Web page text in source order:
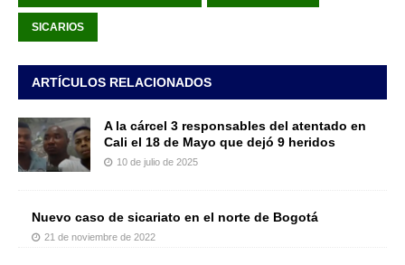
SICARIOS
ARTÍCULOS RELACIONADOS
A la cárcel 3 responsables del atentado en
Cali el 18 de Mayo que dejó 9 heridos
10 de julio de 2025
Nuevo caso de sicariato en el norte de Bogotá
21 de noviembre de 2022